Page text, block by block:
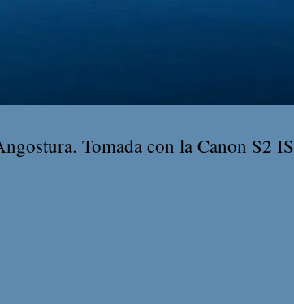
Tomada con la Canon S2 IS